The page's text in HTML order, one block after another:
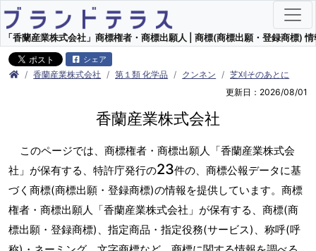
「香蘭産業株式会社」商標権者・商標出願人 | 商標(商標出願・登録商標) 情
シェア
香蘭産業株式会社 第１類 化学品 クンネン
芝刈そのあとに
更新日：2026/08/01
香蘭産業株式会社
このページでは、商標権者・商標出願人「香蘭産業株式会
社」が保有する、特許庁発行の23件の、商標公報データに基
づく商標(商標出願・登録商標)の情報を提供しています。商標
権者・商標出願人「香蘭産業株式会社」が保有する、商標(商
標出願・登録商標)、指定商品・指定役務(サービス)、称呼(呼